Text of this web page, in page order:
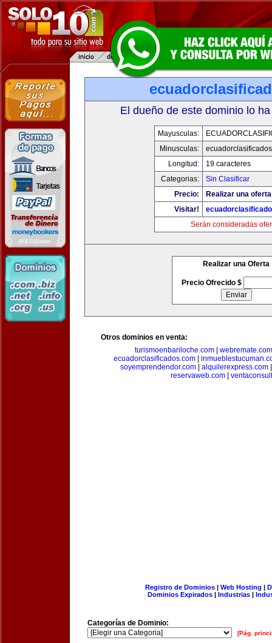
El dueño de este dominio lo
Mayusculas:
Minusculas:
Longitud:
19 caracteres
Categorias:
Sin Clasificar
Precio:
Realizar una
Visitar!
Serán consideradas
Realizar una Oferta
Precio Ofrecido $
Otros dominios en venta:
turismoenbariloche.com| webremate.com
ecuadorclasificados.com
soyemprendendor.com| alquilerexpress.com
reservaweb.com
Registro de Dominios| Web Hosting |
Dominios Expirados | Industrias |
Categorías de Dominio:
[Pág.